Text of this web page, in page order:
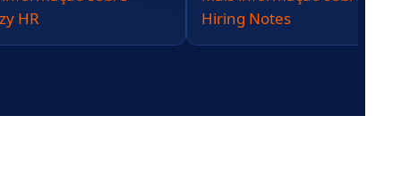
HR
Hiring Notes